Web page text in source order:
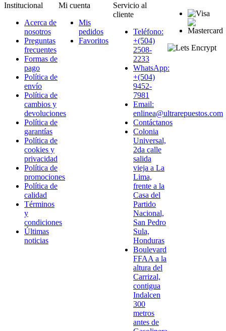
Institucional
Acerca de
nosotros
Preguntas
frecuentes
Formas de
pago
Política de
envío
Política de
cambios y
devoluciones
Política de
garantías
Política de
cookies y
privacidad
Política de
promociones
Política de
calidad
Términos
y
condiciones
Últimas
noticias
Mi cuenta
Mis
pedidos
Favoritos
Servicio al
cliente
Teléfono:
+(504)
2508-
2233
WhatsApp:
+(504)
9452-
7981
Email:
enlinea@ultrarepuestos.com
Contáctanos
Colonia
Universal,
2da calle
salida
vieja a La
Lima,
frente a la
Casa del
Partido
Nacional,
San Pedro
Sula,
Honduras
Boulevard
FFAA a la
altura del
Carrizal,
contigua
Indalcen
300
metros
antes de